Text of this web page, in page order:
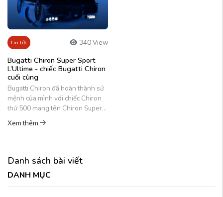
Tin tức 340 View
Bugatti Chiron Super Sport
L’Ultime - chiếc Bugatti Chiron
cuối cùng
Bugatti Chiron đã hoàn thành sứ
mệnh của mình với chiếc Chiron
thứ 500 mang tên Chiron Super
Sport L’Ultime.
Xem thêm
Danh sách bài viết
DANH MỤC